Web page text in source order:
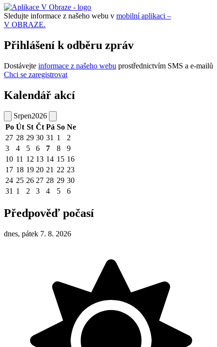
Sledujte informace z našeho webu v mobilní aplikaci –
V OBRAZE.
Přihlášení k odběru zpráv
Dostávejte informace z našeho webu prostřednictvím SMS a e-mailů
Chci se zaregistrovat
Kalendář akcí
Srpen2026
Po Út St Čt Pá So Ne
27 28 29 30 31 1
2
3
4 5 6 7 8
9
10 11 12 13 14 15 16
17 18 19 20 21 22 23
24 25 26 27 28 29 30
31 1 2 3 4 5 6
Předpověď počasí
dnes, pátek 7. 8. 2026